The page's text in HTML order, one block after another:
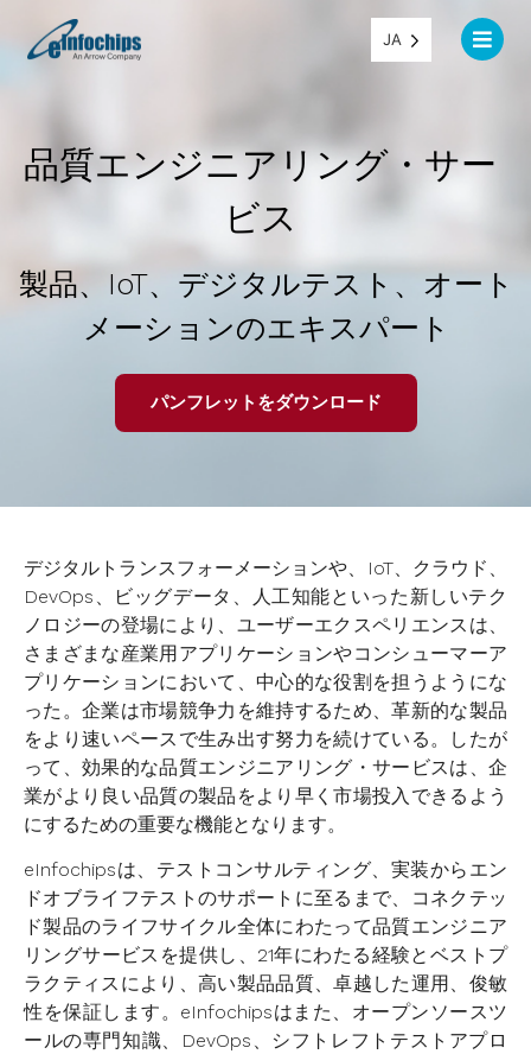
JA
品質エンジニアリング・サー
ビス
製品、IoT、デジタルテスト、オート
メーションのエキスパート
パンフレットをダウンロード
デジタルトランスフォーメーションや、IoT、クラウド、
DevOps、ビッグデータ、人工知能といった新しいテク
ノロジーの登場により、ユーザーエクスペリエンスは、
さまざまな産業用アプリケーションやコンシューマーア
プリケーションにおいて、中心的な役割を担うようにな
った。企業は市場競争力を維持するため、革新的な製品
をより速いペースで生み出す努力を続けている。したが
って、効果的な品質エンジニアリング・サービスは、企
業がより良い品質の製品をより早く市場投入できるよう
にするための重要な機能となります。
eInfochipsは、テストコンサルティング、実装からエン
ドオブライフテストのサポートに至るまで、コネクテッ
ド製品のライフサイクル全体にわたって品質エンジニア
リングサービスを提供し、21年にわたる経験とベストプ
ラクティスにより、高い製品品質、卓越した運用、俊敏
性を保証します。eInfochipsはまた、オープンソースツ
ールの専門知識、DevOps、シフトレフトテストアプロ